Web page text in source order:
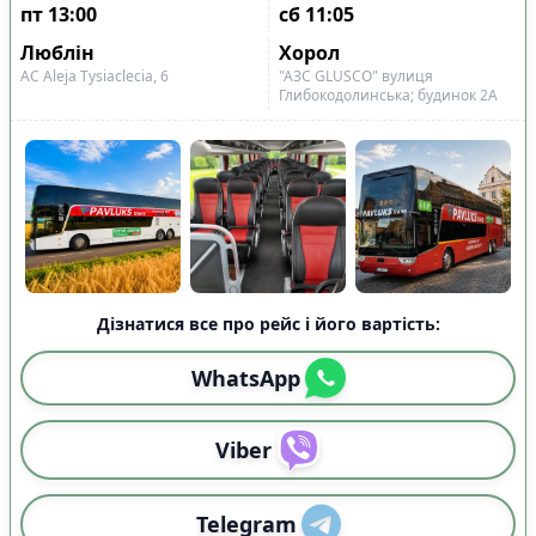
рейси
Скинути
пт 13:00 сб 11:05
Люблін
Хорол
АС Aleja Tysiaclecia, 6
"АЗС GLUSCO" вулиця
Глибокодолинська; будинок 2A
Дізнатися все про рейс і його вартість:
WhatsApp
Viber
Telegram